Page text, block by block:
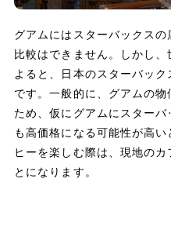
グアムにはスターバックス
比較はできません。しかし
よると、日本のスターバッ
です。一般的に、グアムの
ため、仮にグアムにスター
も高価格になる可能性が高
ヒーを楽しむ際は、現地の
とになります。